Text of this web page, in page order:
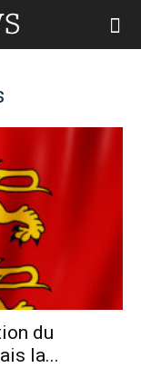
du
la...